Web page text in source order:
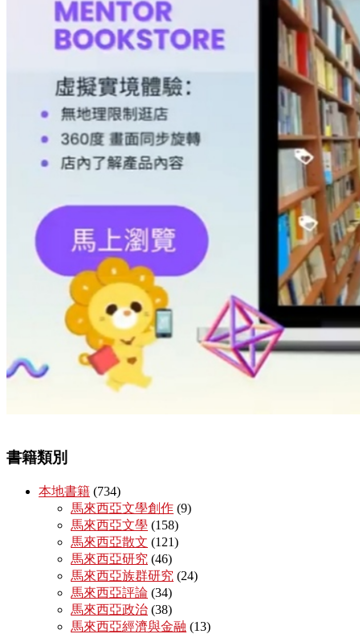
書籍類別
本地書籍 (734)
馬來西亞文學創作 (9)
馬來西亞文學 (158)
馬來西亞散文 (121)
馬來西亞研究 (46)
馬來西亞族群研究 (24)
馬來西亞評論 (34)
馬來西亞政治 (38)
馬來西亞經濟與金融 (13)